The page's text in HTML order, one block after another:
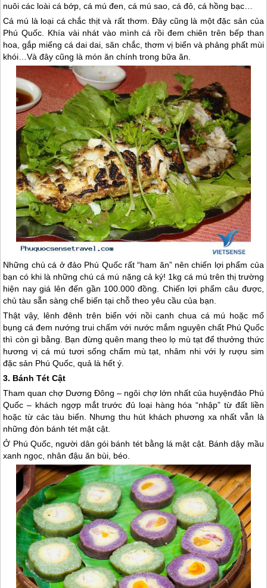
nuôi các loài cá bớp, cá mú đen, cá mú sao, cá đỏ, cá hồng bạc…
Cá mú là loại cá chắc thịt và rất thơm. Đây cũng là một đặc sản của
Phú Quốc. Khía vài nhát vào mình cá rồi đem chiên trên bếp than
hoa, gắp miếng cá dai dai, săn chắc, thơm vị biển và phảng phất mùi
khói…Và đây cũng là món ăn chính trong bữa ăn.
Những chú cá ở đảo Phú Quốcrất “ham ăn” nên chiến lợi phẩm của
bạn có khi là những chú cá mú nặng cả ký! 1kg cá mú trên thị trường
hiện nay giá lên đến gần 100.000 đồng. Chiến lợi phẩm câu được,
chủ tàu sẵn sàng chế biến tại chỗ theo yêu cầu của bạn.
Thật vậy, lênh đênh trên biển với nồi canh chua cá mú hoặc mổ
bụng cá đem nướng trui chấm với nước mắm nguyên chất Phú Quốc
thì còn gì bằng. Bạn đừng quên mang theo lọ mù tạt để thưởng thức
hương vị cá mú tươi sống chấm mù tạt, nhâm nhi với ly rượu sim
đặc sản Phú Quốc , quả là hết ý.
3. Bánh Tét Cật
Tham quan chợ Dương Đông – ngôi chợ lớn nhất của huyệnđảo Phú
Quốc – khách ngợp mắt trước đủ loại hàng hóa “nhập” từ đất liền
hoặc từ các tàu biển. Nhưng thu hút khách phương xa nhất vẫn là
những đòn bánh tét mật cật.
Ở Phú Quốc , người dân gói bánh tét bằng lá mật cật. Bánh dậy mầu
xanh ngọc, nhân đậu ăn bùi, béo.